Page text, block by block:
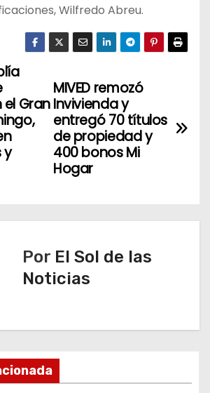
Wilfredo Abreu.
MIVED remozó
Invivienda y
entregó 70 títulos
de propiedad y
400 bonos Mi
Hogar
Gran
y
Por El Sol de las
Noticias